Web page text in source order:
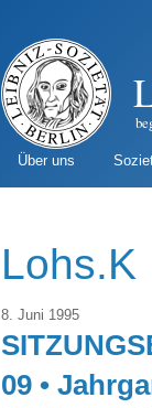
Über uns
Lohs.K
8. Juni 1995
09 •